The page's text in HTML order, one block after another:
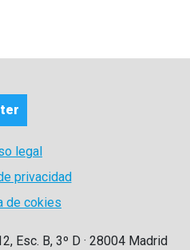
legal
privacidad
de cokies
Esc. B, 3º D · 28004 Madrid